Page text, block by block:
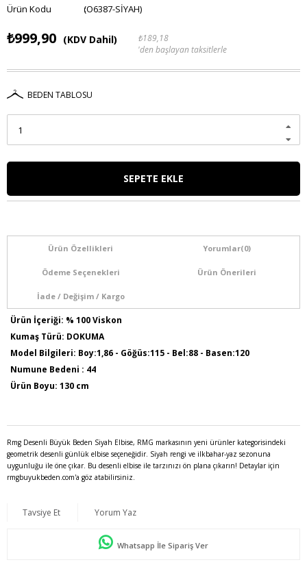
(O6387-SİYAH)
₺999,90 (KDV Dahil)
₺189,18
'den başlayan taksitlerle
BEDEN TABLOSU
Ürün Özellikleri Yorumlar(0)
Ödeme Seçenekleri Ürün Önerileri
İade / Değişim / Kargo
Ürün İçeriği: % 100 Viskon
Kumaş Türü: DOKUMA
Model Bilgileri: Boy:1,86 - Göğüs:115 - Bel:88 - Basen:120
Numune Bedeni : 44
Ürün Boyu: 130 cm
Rmg Desenli Büyük Beden Siyah Elbise, RMG markasının yeni ürünler kategorisindeki
geometrik desenli günlük elbise seçeneğidir. Siyah rengi ve ilkbahar-yaz sezonuna
uygunluğu ile öne çıkar. Bu desenli elbise ile tarzınızı ön plana çıkarın! Detaylar için
rmgbuyukbeden.com'a göz atabilirsiniz.
Tavsiye Et Yorum Yaz
Whatsapp İle Sipariş Ver